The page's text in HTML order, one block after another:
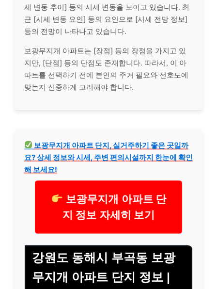
세 변동 추이] 등의 시세 변동을 보이고 있습니다. 최
근 [시세 변동 요인] 등의 요인으로 [시세 전망 정보]
등의 전망이 나타나고 있습니다.
보광무지개 아파트는 [장점] 등의 장점을 가지고 있
지만, [단점] 등의 단점도 존재합니다. 따라서, 이 아
파트를 선택하기 전에 본인의 주거 필요와 선호도에
맞는지 신중하게 고려해야 합니다.
보광무지개 아파트 단지, 실거주하기 좋은 곳일까
요? 상세 정보와 시세, 주변 편의시설까지 한눈에 확인
해 보세요!
보광무지개 아파트 단
지 정보 자세히 보기
강원도 동해시 부곡동 보광
무지개 아파트 단지 정보 |